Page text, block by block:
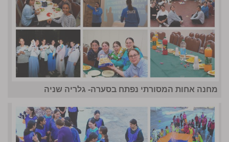
מחנה אחות המסורתי נפתח בסערה- גלריה שניה